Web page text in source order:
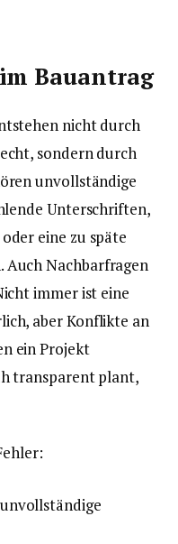
Bauantrag
nicht durch
sondern durch
unvollständige
Unterschriften,
eine zu späte
Auch Nachbarfragen
immer ist eine
aber Konflikte an
ein Projekt
transparent plant,